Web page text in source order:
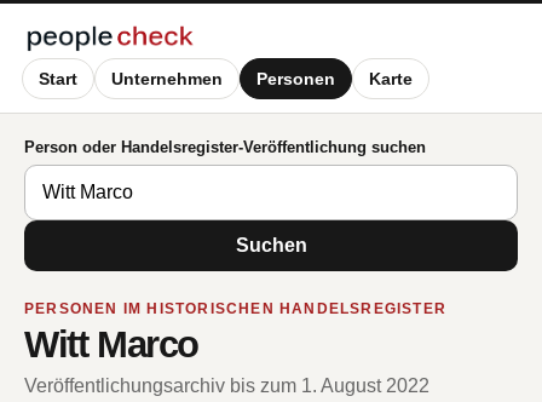
Start Unternehmen Personen Karte
Person oder Handelsregister-Veröffentlichung suchen
Suchen
PERSONEN IM HISTORISCHEN HANDELSREGISTER
Witt Marco
Veröffentlichungsarchiv bis zum 1. August 2022